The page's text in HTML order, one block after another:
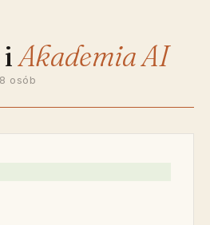
iAkademia AI
osób